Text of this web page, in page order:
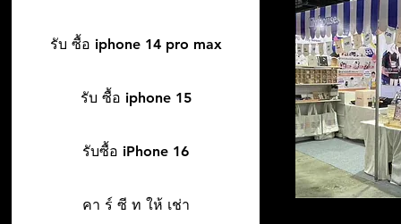
รับ ซื้อ iphone 14 pro max
รับ ซื้อ iphone 15
รับซื้อ iPhone 16
คา ร์ ซี ท ให้ เช่า